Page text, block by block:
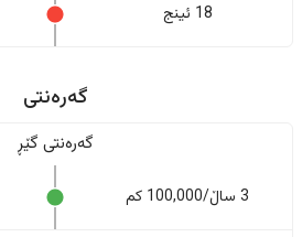
18 ئینج
گەرەنتی
گەرەنتی گێڕ
3 ساڵ/100,000 کم